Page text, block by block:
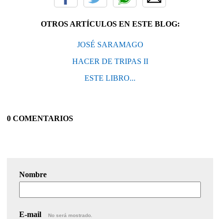
OTROS ARTÍCULOS EN ESTE BLOG:
JOSÉ SARAMAGO
HACER DE TRIPAS II
ESTE LIBRO...
0 COMENTARIOS
Nombre
E-mail No será mostrado.